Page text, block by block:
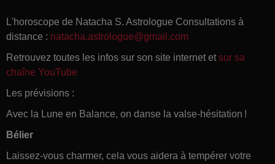
L'horoscope de Natacha S. Astrologue Consultations à
distance : natacha.astrologue@gmail.com
Retrouvez toutes les infos sur son site internet et sur sa
chaîne YouTube
Les prévisions :
Avec la Lune en Balance, on danse la valse-hésitation !
Bélier
Laissez-vous charmer, cela vous aidera à tempérer votre